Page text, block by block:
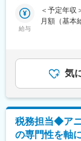
国内外へ
に、多種多
事業からの
任せいたし
・契約書の
・部門から
スク分析・
給与
＜予定年収
月額（基本
験スキル
給方法等
金額であり
は固定手当
気
税務担当◆ア
の専門性を軸